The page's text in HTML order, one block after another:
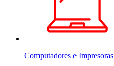
Computadores e Impresoras